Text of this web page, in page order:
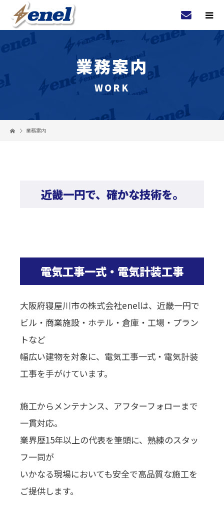
業務案内
WORK
業務案内
近畿一円で、確かな技術を。
電気工事一式・電気計装工事
大阪府寝屋川市の株式会社enelは、近畿一円で
ビル・商業施設・ホテル・倉庫・工場・プラン
トなど
幅広い建物を対象に、電気工事一式・電気計装
工事を手がけています。
施工からメンテナンス、アフターフォローまで
一貫対応。
業界歴15年以上の代表を筆頭に、熟練のスタッ
フ一同が
いかなる現場においても安全で高品質な施工を
ご提供します。